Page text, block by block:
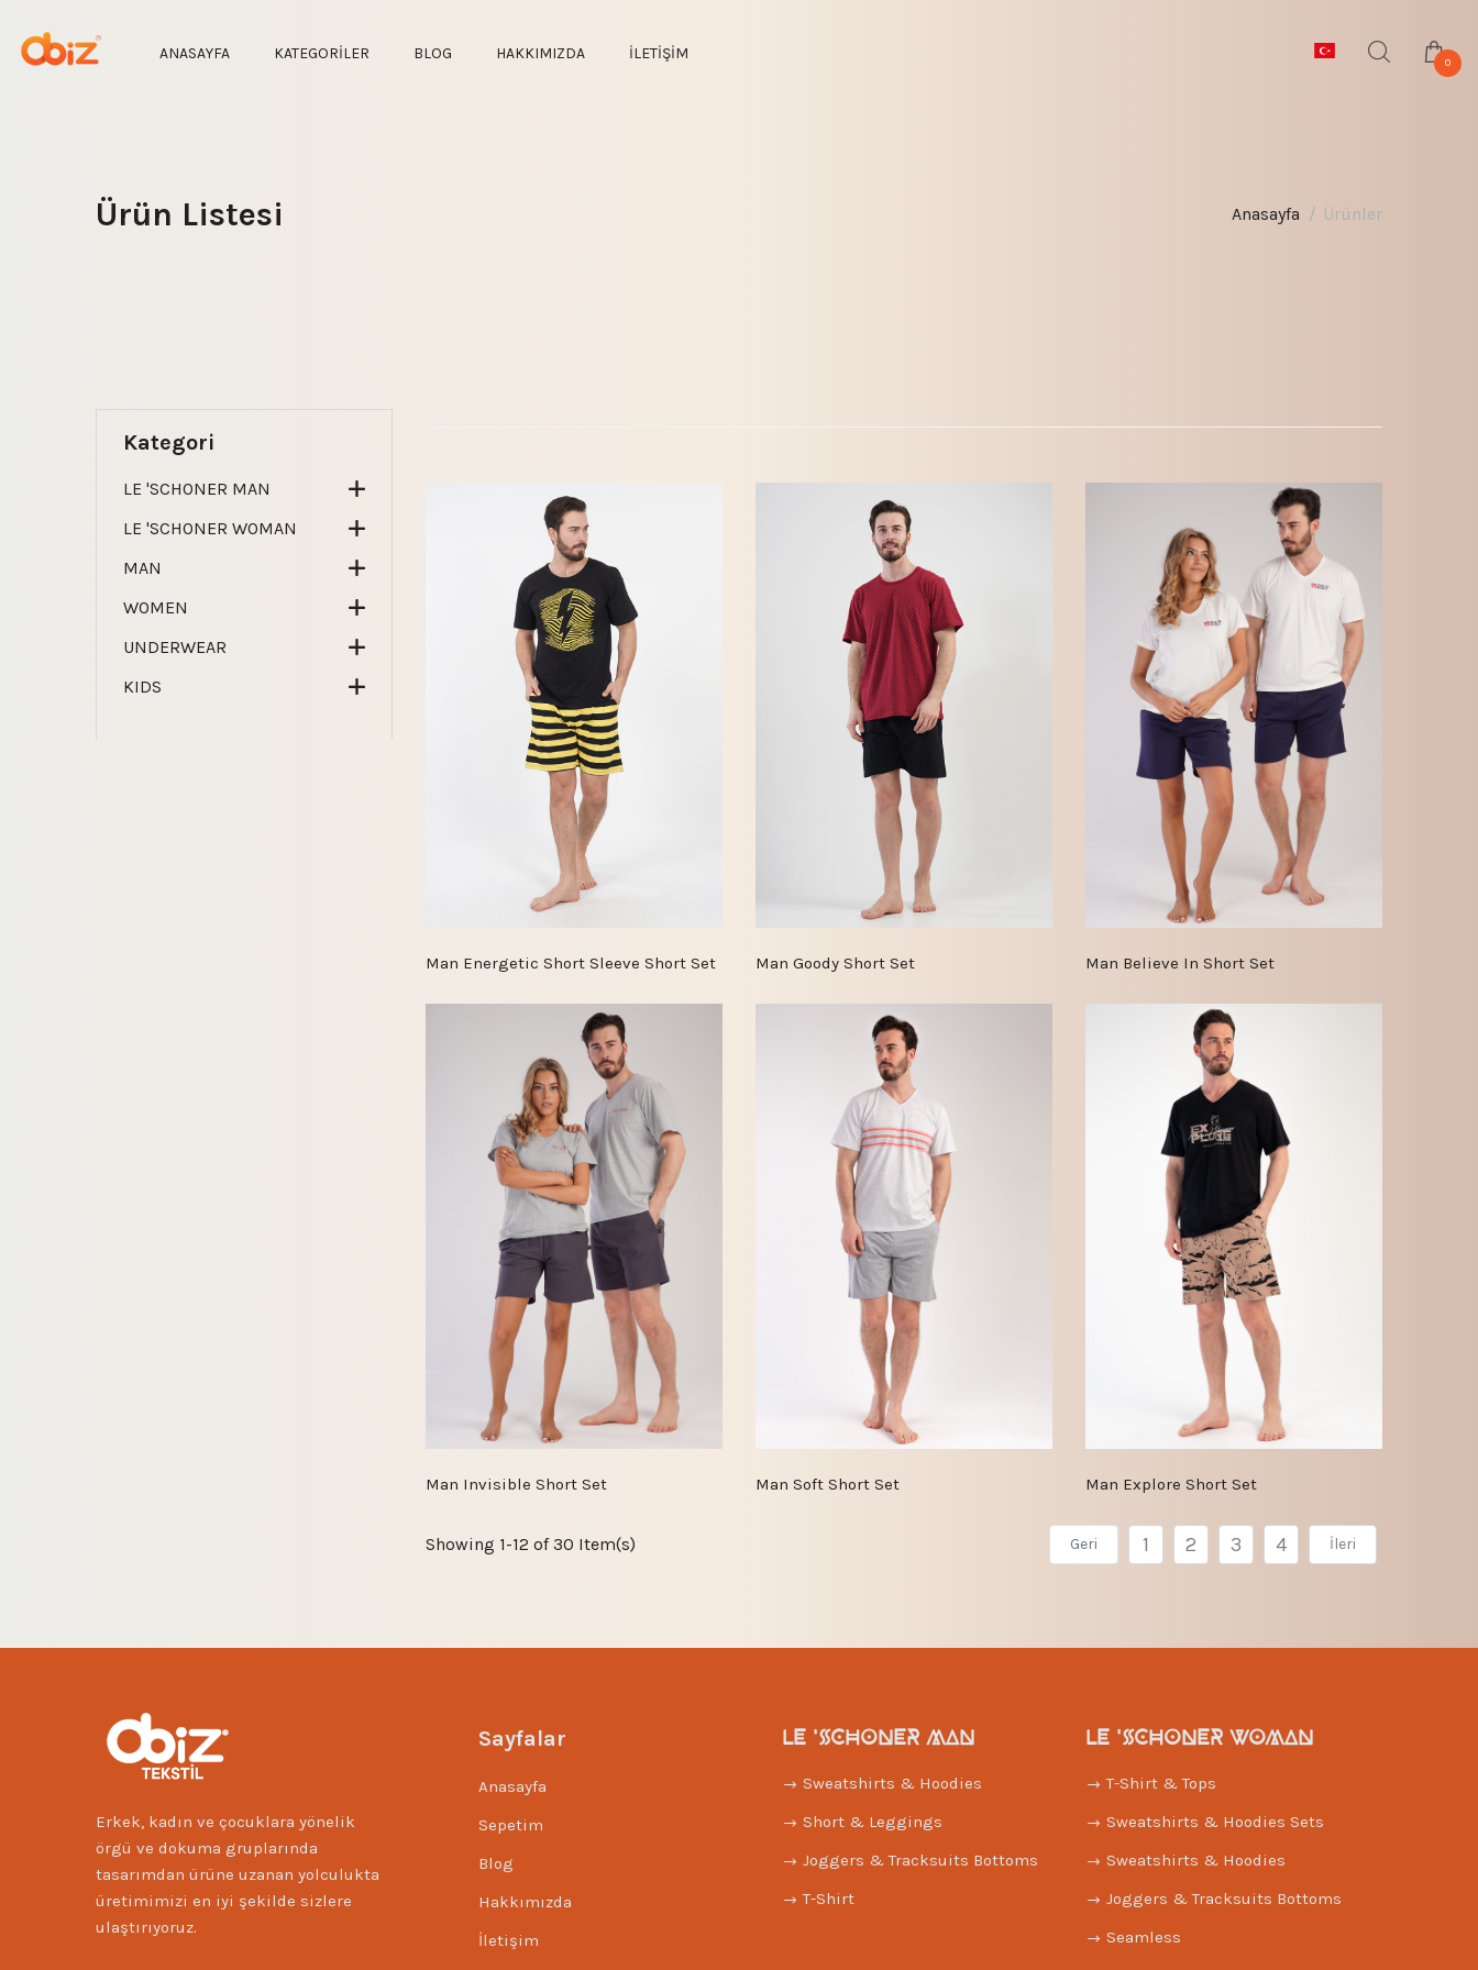
ANASAYFA KATEGORİLER BLOG HAKKIMIZDA İLETİŞİM 0
Ürün Listesi Anasayfa Ürünler
Kategori
LE 'SCHONER MAN
LE 'SCHONER WOMAN
MAN
WOMEN
UNDERWEAR
KIDS
Man Energetic Short Sleeve Short Set Man Goody Short Set Man Believe In Short Set
Man Invisible Short Set Man Soft Short Set Man Explore Short Set
Showing 1-12 of 30 Item(s) Geri 1 2 3 4 İleri
Erkek, kadın ve çocuklara yönelik
örgü ve dokuma gruplarında
tasarımdan ürüne uzanan yolculukta
üretimimizi en iyi şekilde sizlere
ulaştırıyoruz.
Sayfalar
Anasayfa
Sepetim
Blog
Hakkımızda
İletişim
LE 'SCHONER MAN
Sweatshirts & Hoodies
Short & Leggings
Joggers & Tracksuits Bottoms
T-Shirt
LE 'SCHONER WOMAN
T-Shirt & Tops
Sweatshirts & Hoodies Sets
Sweatshirts & Hoodies
Joggers & Tracksuits Bottoms
Seamless